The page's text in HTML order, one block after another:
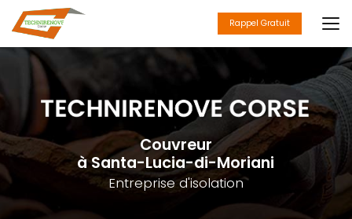
au
contenu
principal
Rappel Gratuit
Couvreur
à Santa-Lucia-di-Moriani
Entreprise d'isolation